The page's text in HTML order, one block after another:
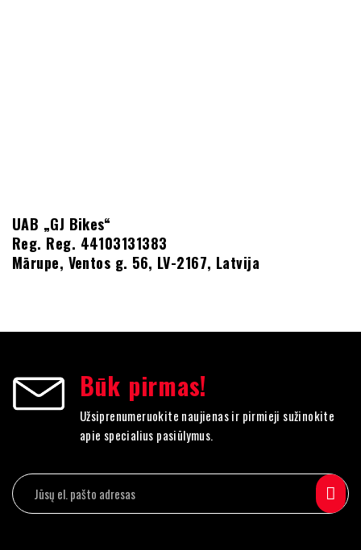
UAB „GJ Bikes“
Reg. Reg. 44103131383
Mārupe, Ventos g. 56, LV-2167, Latvija
Būk pirmas!
Užsiprenumeruokite naujienas ir pirmieji sužinokite
apie specialius pasiūlymus.